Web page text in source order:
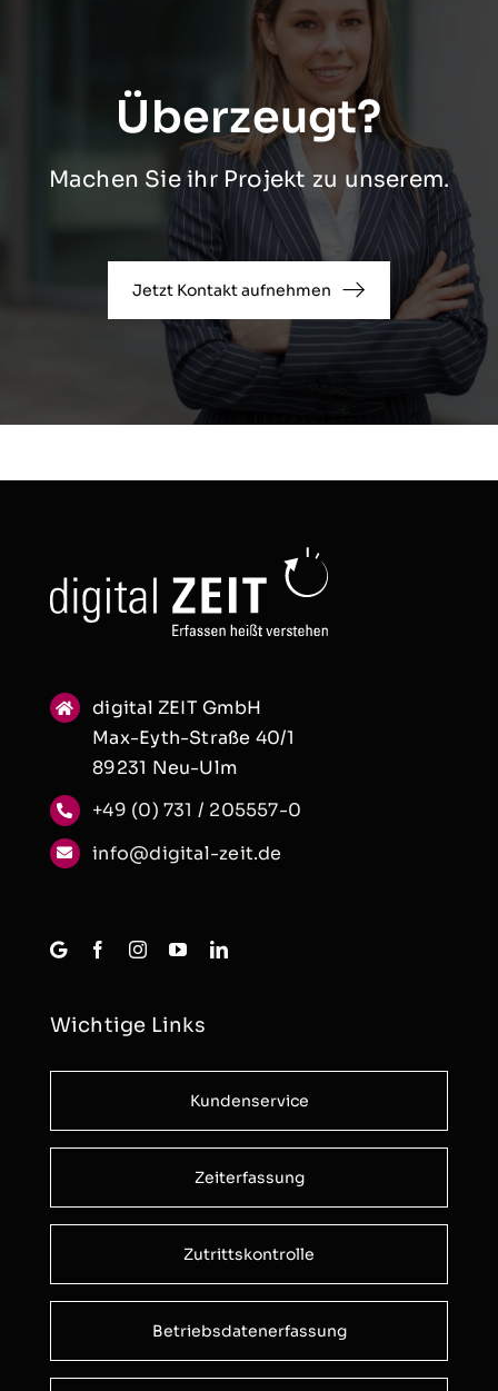
Überzeugt?
Machen Sie ihr Projekt zu unserem.
Jetzt Kontakt aufnehmen
digital ZEIT GmbH
Max-Eyth-Straße 40/1
89231 Neu-Ulm
+49 (0) 731 / 205557-0
info@digital-zeit.de
Wichtige Links
Kundenservice
Zeiterfassung
Zutrittskontrolle
Betriebsdatenerfassung